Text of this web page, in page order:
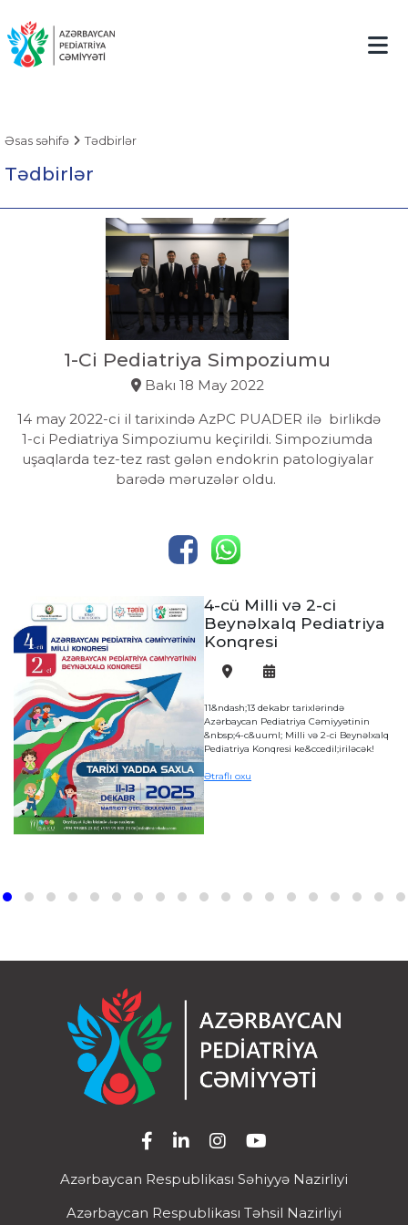
Əsas səhifə Tədbirlər
Tədbirlər
1-Ci Pediatriya Simpoziumu
Bakı 18 May 2022
14 may 2022-ci il tarixində AzPC PUADER ilə birlikdə
1-ci Pediatriya Simpoziumu keçirildi. Simpoziumda
uşaqlarda tez-tez rast gələn endokrin patologiyalar
barədə məruzələr oldu.
4-cü Milli və 2-ci
Beynəlxalq Pediatriya
Konqresi
11&ndash;13 dekabr tarixlərində
Azərbaycan Pediatriya Cəmiyyətinin
&nbsp;4-c&uuml; Milli və 2-ci Beynəlxalq
Pediatriya Konqresi ke&ccedil;iriləcək!
Ətraflı oxu
Azərbaycan Respublikası Səhiyyə Nazirliyi
Azərbaycan Respublikası Təhsil Nazirliyi